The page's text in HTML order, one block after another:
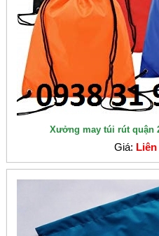
Xưởng may túi rút quận
Giá: Liên